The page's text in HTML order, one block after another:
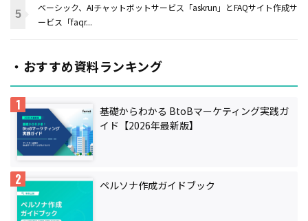
ベーシック、AIチャットボットサービス「askrun」とFAQサイト作成サ
ービス「faqr...
・おすすめ資料ランキング
基礎からわかる BtoBマーケティング実践ガ
イド【2026年最新版】
ペルソナ作成ガイドブック